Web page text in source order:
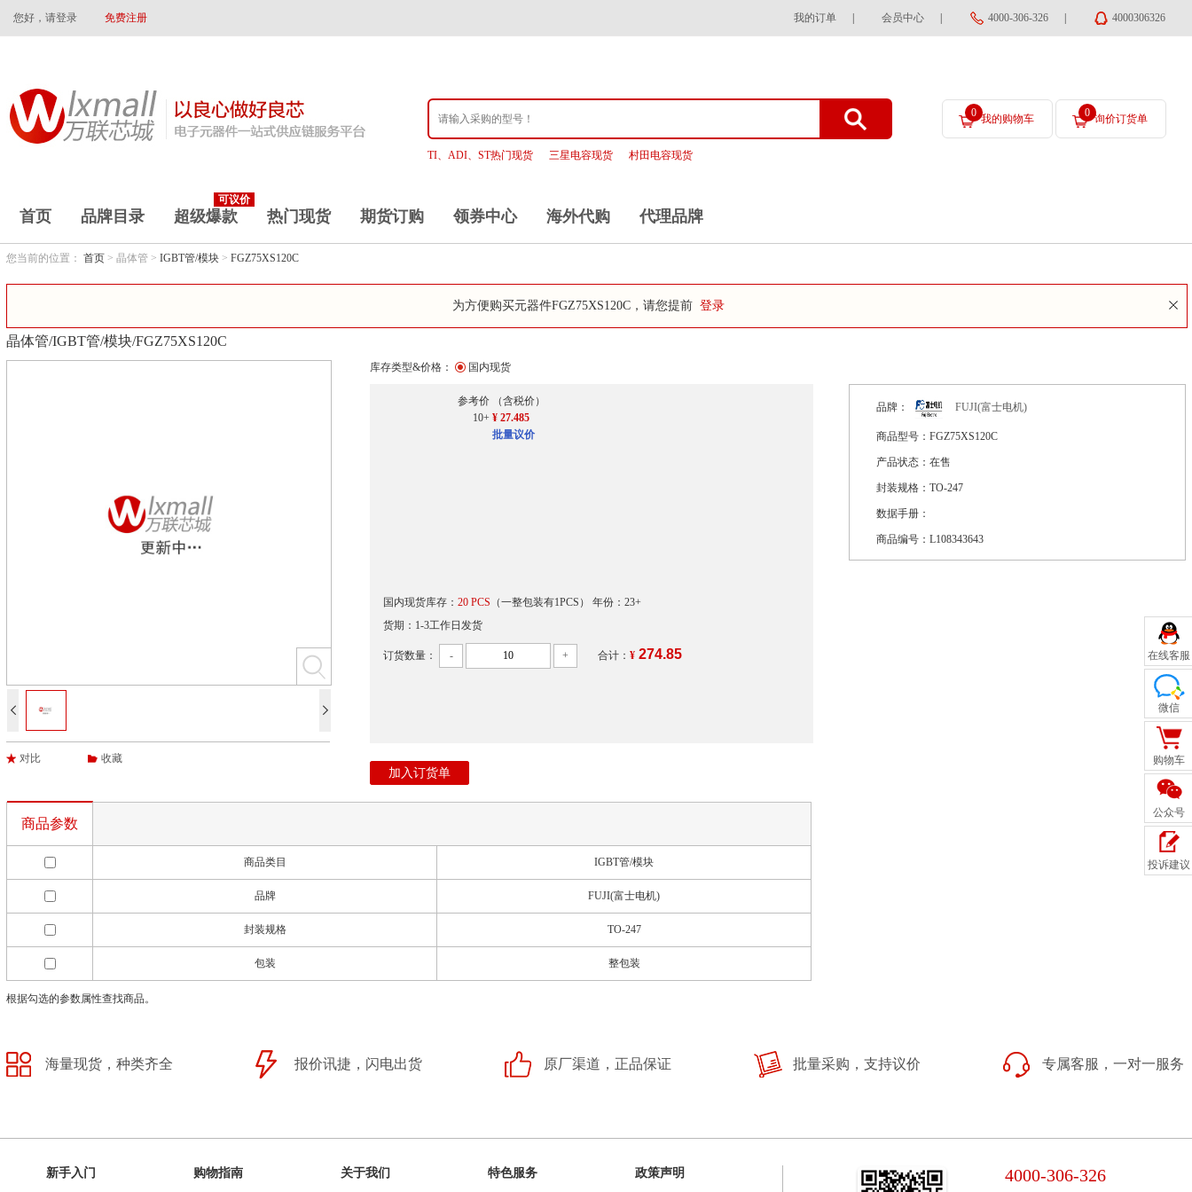
您好，请登录 免费注册 我的订单 会员中心 4000-306-326 4000306326
TI、ADI、ST热门现货 三星电容现货 村田电容现货
0 我的购物车 0 询价订货单
首页 品牌目录
可议价
超级爆款 热门现货 期货订购 领券中心 海外代购 代理品牌
您当前的位置： 首页 > 晶体管 > IGBT管/模块 > FGZ75XS120C
为方便购买元器件FGZ75XS120C，请您提前 登录
晶体管/IGBT管/模块/FGZ75XS120C
 
对比 收藏
库存类型&价格： 国内现货
参考价
（含税价）
10+ ¥ 27.485
批量议价
国内现货库存： 20 PCS （一整包装有1PCS） 年份：23+
货期：1-3工作日发货
订货数量： - + 合计： ¥ 274.85
加入订货单
品牌： FUJI(富士电机)
商品型号： FGZ75XS120C
产品状态： 在售
封装规格： TO-247
数据手册：
商品编号： L108343643
商品参数
商品类目 IGBT管/模块
品牌 FUJI(富士电机)
封装规格 TO-247
包装 整包装
根据勾选的参数属性查找商品。
海量现货，种类齐全 报价讯捷，闪电出货 原厂渠道，正品保证 批量采购，支持议价 专属客服，一对一服务
新手入门 购物指南 关于我们 特色服务 政策声明 4000-306-326
在线客服
微信
购物车
公众号
投诉建议